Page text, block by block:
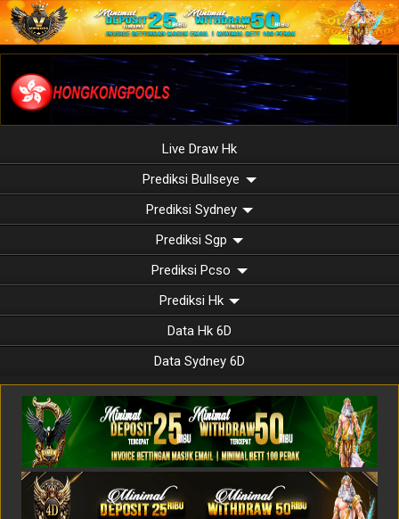
Live Draw Hk
Prediksi Bullseye
Prediksi Sydney
Prediksi Sgp
Prediksi Pcso
Prediksi Hk
Data Hk 6D
Data Sydney 6D